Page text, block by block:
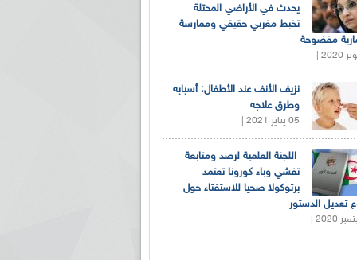
يحدث في الأراضي المحتلة
تخبط مغربي حقيقي وممارسة
مفضوحة
نزيف الأنف عند الأطفال: أسبابه
وطرق علاجه
05 يناير 2021 |
اللجنة العلمية لرصد ومتابعة
تفشي وباء كورونا تعتمد
برتوكولا صحيا للاستفتاء حول
تعديل الدستور